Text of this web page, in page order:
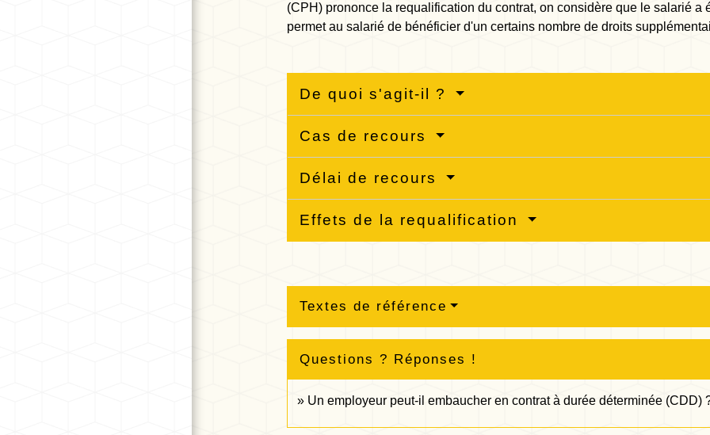
(CPH) prononce la requalification du contrat, on considère que le salarié
permet au salarié de bénéficier d'un certains nombre de droits
De quoi s'agit-il ?
Cas de recours
Délai de recours
Effets de la requalification
Textes de référence
Questions ? Réponses !
Un employeur peut-il embaucher en contrat à durée déterminée (CDD)